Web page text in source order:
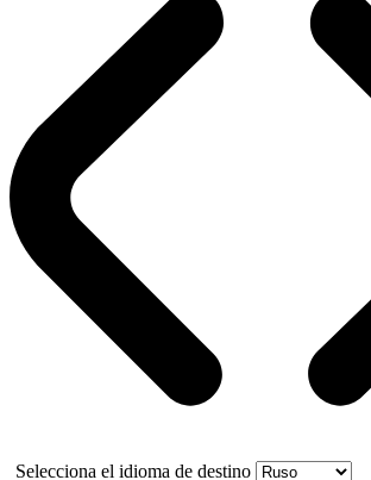
Selecciona el idioma de destino